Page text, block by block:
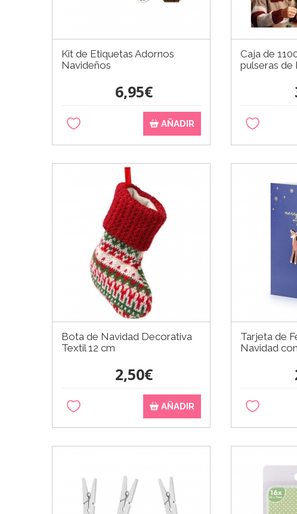
Kit de Etiquetas Adornos
Navideños
6,95€
AÑADIR
Caja de
pulseras de
Bota de Navidad Decorativa
Textil 12 cm
2,50€
AÑADIR
Tarjeta de
Navidad